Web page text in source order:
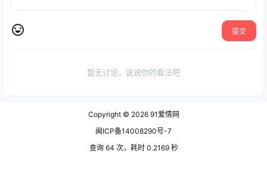
提交
暂无讨论，说说你的看法吧
Copyright © 202691爱情网
闽ICP备14008290号-7
查询 64 次，耗时 0.2169 秒